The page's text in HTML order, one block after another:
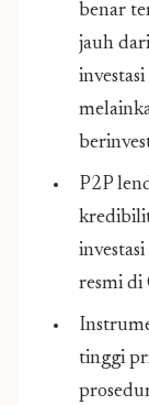
benar
jauh
P2P
resmi di
tinggi